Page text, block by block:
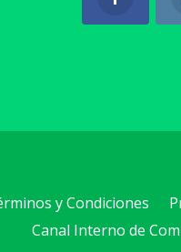
y Condiciones
Canal Interno de